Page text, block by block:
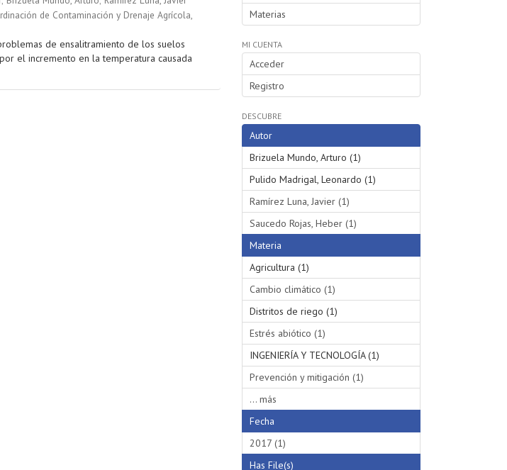
de Contaminación y Drenaje Agrícola,
de ensalitramiento de los suelos
el incremento en la temperatura causada
Materias
MI CUENTA
Acceder
Registro
DESCUBRE
Autor
Brizuela Mundo, Arturo (1)
Pulido Madrigal, Leonardo (1)
Ramírez Luna, Javier (1)
Saucedo Rojas, Heber (1)
Materia
Agricultura (1)
Cambio climático (1)
Distritos de riego (1)
Estrés abiótico (1)
INGENIERÍA Y TECNOLOGÍA (1)
Prevención y mitigación (1)
... más
Fecha
2017 (1)
Has File(s)